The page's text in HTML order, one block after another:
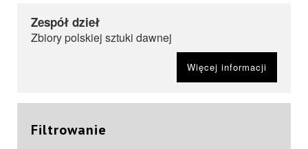
Zespół dzieł
Zbiory polskiej sztuki dawnej
Więcej informacji
Filtrowanie